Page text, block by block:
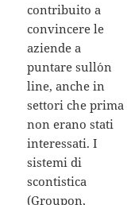
contribuito a
convincere le
aziende a
puntare sull´on
line, anche in
settori che prima
non erano stati
interessati. I
sistemi di
scontistica
(Groupon,